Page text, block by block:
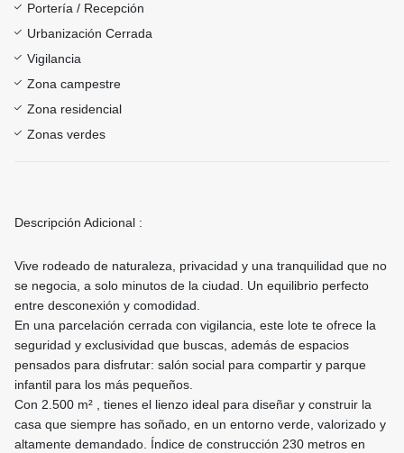
Portería / Recepción
Urbanización Cerrada
Vigilancia
Zona campestre
Zona residencial
Zonas verdes
Descripción Adicional :
Vive rodeado de naturaleza, privacidad y una tranquilidad que no
se negocia, a solo minutos de la ciudad. Un equilibrio perfecto
entre desconexión y comodidad.
En una parcelación cerrada con vigilancia, este lote te ofrece la
seguridad y exclusividad que buscas, además de espacios
pensados para disfrutar: salón social para compartir y parque
infantil para los más pequeños.
Con 2.500 m² , tienes el lienzo ideal para diseñar y construir la
casa que siempre has soñado, en un entorno verde, valorizado y
altamente demandado. Índice de construcción 230 metros en